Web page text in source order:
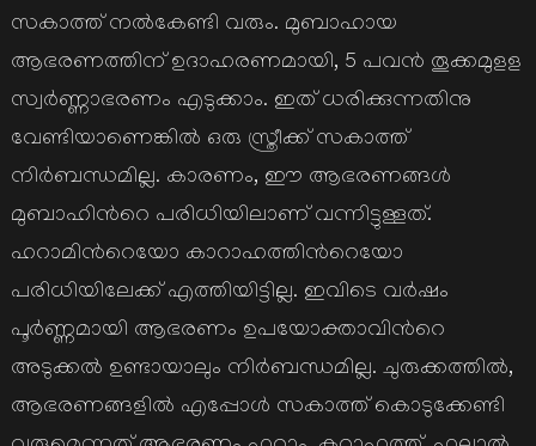
സകാത്ത് നല്‍കേണ്ടി വരും. മുബാഹായ
ആഭരണത്തിന് ഉദാഹരണമായി, 5 പവന്‍ തൂക്കമുളള
സ്വര്‍ണ്ണാഭരണം എടുക്കാം. ഇത് ധരിക്കുന്നതിനു
വേണ്ടിയാണെങ്കില്‍ ഒരു സ്ത്രീക്ക് സകാത്ത്
നിര്‍ബന്ധമില്ല. കാരണം, ഈ ആഭരണങ്ങള്‍
മുബാഹിന്‍റെ പരിധിയിലാണ് വന്നിട്ടുള്ളത്.
ഹറാമിന്‍റെയോ കാറാഹത്തിന്‍റെയോ
പരിധിയിലേക്ക് എത്തിയിട്ടില്ല. ഇവിടെ വര്‍ഷം
പൂര്‍ണ്ണമായി ആഭരണം ഉപയോക്താവിന്‍റെ
അടുക്കല്‍ ഉണ്ടായാലും നിര്‍ബന്ധമില്ല. ചുരുക്കത്തില്‍,
ആഭരണങ്ങളില്‍ എപ്പോള്‍ സകാത്ത് കൊടുക്കേണ്ടി